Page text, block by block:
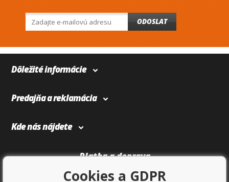
ODOSLAT
Dôležité informácie
Predajňa a reklamácia
Kde nás nájdete
Platba a doprava
Cookies a GDPR